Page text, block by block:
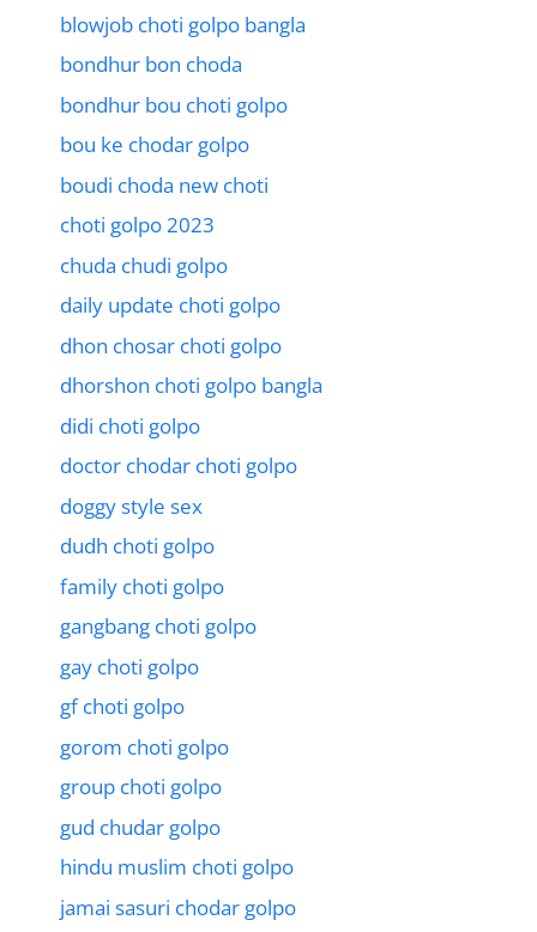
blowjob choti golpo bangla
bondhur bon choda
bondhur bou choti golpo
bou ke chodar golpo
boudi choda new choti
choti golpo 2023
chuda chudi golpo
daily update choti golpo
dhon chosar choti golpo
dhorshon choti golpo bangla
didi choti golpo
doctor chodar choti golpo
doggy style sex
dudh choti golpo
family choti golpo
gangbang choti golpo
gay choti golpo
gf choti golpo
gorom choti golpo
group choti golpo
gud chudar golpo
hindu muslim choti golpo
jamai sasuri chodar golpo